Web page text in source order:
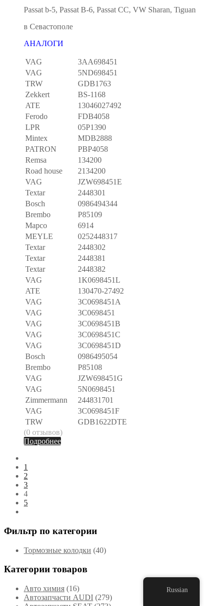
Passat b-5, Passat B-6, Passat CC, VW Sharan, Tiguan
в Севастополе
АНАЛОГИ
VAG
3AA698451
VAG
5ND698451
TRW
GDB1763
Zekkert
BS-1168
ATE
13046027492
Ferodo
FDB4058
LPR
05P1390
Mintex
MDB2888
PATRON
PBP4058
Remsa
134200
Road house
2134200
VAG
JZW698451E
Textar
2448301
Bosch
0986494344
Brembo
P85109
Mapco
6914
MEYLE
0252448317
Textar
2448302
Textar
2448381
Textar
2448382
VAG
1K0698451L
ATE
130470-27492
VAG
3C0698451A
VAG
3C0698451
VAG
3C0698451B
VAG
3C0698451C
VAG
3C0698451D
Bosch
0986495054
Brembo
P85108
VAG
JZW698451G
VAG
5N0698451
Zimmermann
244831701
VAG
3C0698451F
TRW
GDB1622DTE
(0 отзывов)
Подробнее
1
2
3
4
5
Фильтр по категории
Тормозные колодки (40)
Категории товаров
Авто химия (16)
Автозапчасти AUDI (279)
Russian